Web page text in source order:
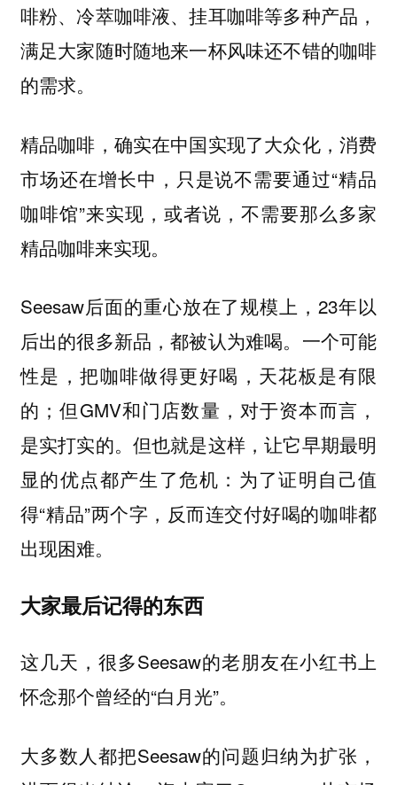
啡粉、冷萃咖啡液、挂耳咖啡等多种产品，
满足大家随时随地来一杯风味还不错的咖啡
的需求。
精品咖啡，确实在中国实现了大众化，消费
市场还在增长中，只是说不需要通过“精品
咖啡馆”来实现，或者说，不需要那么多家
精品咖啡来实现。
Seesaw后面的重心放在了规模上，23年以
后出的很多新品，都被认为难喝。一个可能
性是，把咖啡做得更好喝，天花板是有限
的；但GMV和门店数量，对于资本而言，
是实打实的。但也就是这样，让它早期最明
显的优点都产生了危机：为了证明自己值
得“精品”两个字，反而连交付好喝的咖啡都
出现困难。
大家最后记得的东西
这几天，很多Seesaw的老朋友在小红书上
怀念那个曾经的“白月光”。
大多数人都把Seesaw的问题归纳为扩张，